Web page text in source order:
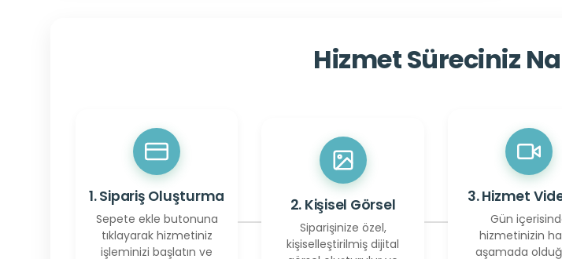
Hizmet Süreciniz
1. Sipariş Oluşturma
Sepete ekle butonuna
tıklayarak hizmetiniz
işleminizi başlatın ve
2. Kişisel Görsel
Siparişinize özel,
kişiselleştirilmiş dijital
3. Hizmet
Gün
hizmetinizin
aşamada